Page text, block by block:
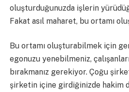
oluşturduğunuzda işlerin
Fakat asıl maharet, bu ortamı
Bu ortamı oluşturabilmek için
egonuzu yenebilmeniz,
bırakmanız gerekiyor. Çoğu
şirketin içine girdiğinizde hakim